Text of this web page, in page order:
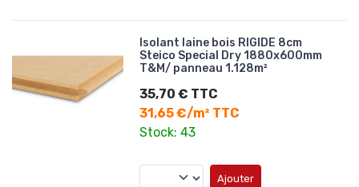
Isolant laine bois RIGIDE 8cm
Steico Special Dry 1880x600mm
T&M/ panneau 1.128m²
35,70 € TTC
31,65 €/m² TTC
Stock: 43
Ajouter